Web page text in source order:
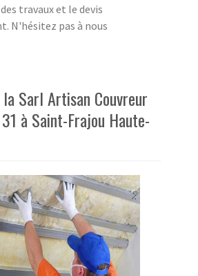
travaux et le devis
N'hésitez pas à nous
la Sarl Artisan Couvreur
à Saint-Frajou Haute-